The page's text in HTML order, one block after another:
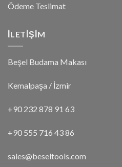
Ödeme Teslimat
İLETİŞİM
Beşel Budama Makası
Kemalpaşa / İzmir
+90 232 878 91 63
+90 555 716 43 86
sales@beseltools.com